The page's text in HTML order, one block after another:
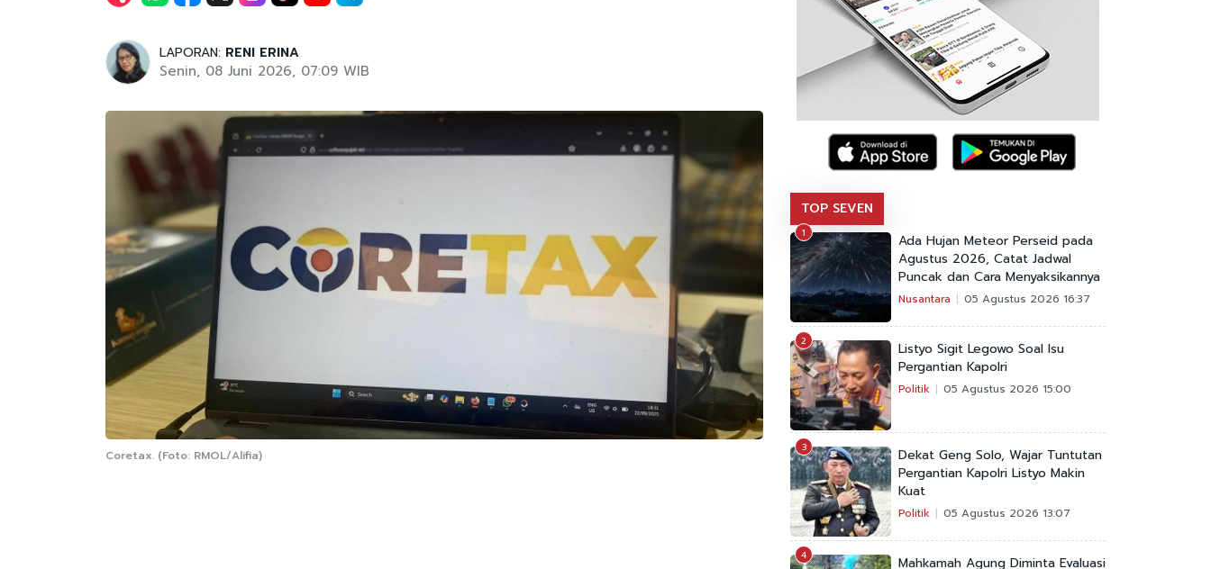
LAPORAN: RENI ERINA
Senin, 08 Juni 2026, 07:09 WIB
Coretax. (Foto: RMOL/Alifia)
TOP SEVEN
1
Ada Hujan Meteor Perseid pada
Agustus 2026, Catat Jadwal
Puncak dan Cara Menyaksikannya
Nusantara 05 Agustus 2026 16:37
2
Listyo Sigit Legowo Soal Isu
Pergantian Kapolri
Politik 05 Agustus 2026 15:00
3
Dekat Geng Solo, Wajar Tuntutan
Pergantian Kapolri Listyo Makin
Kuat
Politik 05 Agustus 2026 13:07
4
Mahkamah Agung Diminta Evaluasi